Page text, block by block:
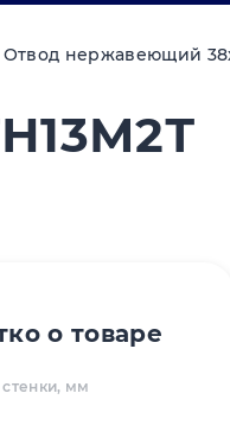
Отвод нержавеющий
о товаре
мм